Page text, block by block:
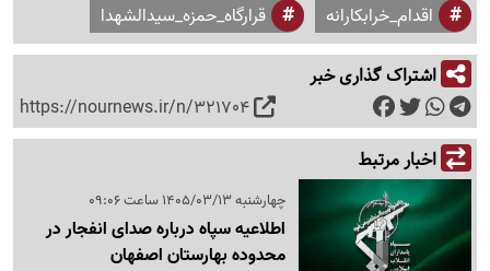
اقدام_خرابکارانه
قرارگاه_حمزه_سیدالشهدا
اشتراک گذاری خبر
https://nournews.ir/n/321704
اخبار مرتبط
چهارشنبه 1405/03/13 ساعت 09:06
اطلاعیه سپاه درباره صدای انفجار در
محدوده بهارستان اصفهان